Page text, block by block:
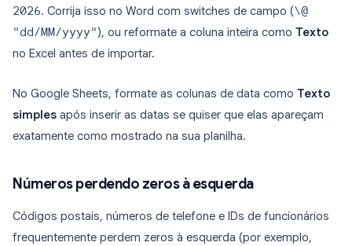
2026. Corrija isso no Word com switches de campo (\@
"dd/MM/yyyy"), ou reformate a coluna inteira como Texto
no Excel antes de importar.
No Google Sheets, formate as colunas de data como Texto
simples após inserir as datas se quiser que elas apareçam
exatamente como mostrado na sua planilha.
Números perdendo zeros à esquerda
Códigos postais, números de telefone e IDs de funcionários
frequentemente perdem zeros à esquerda (por exemplo,